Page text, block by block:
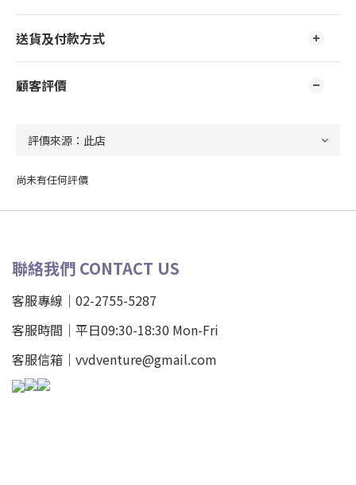
送貨及付款方式
顧客評價
尚未有任何評價
聯絡我們 CONTACT US
客服專線｜02-2755-5287
客服時間｜平日09:30-18:30 Mon-Fri
客服信箱｜vvdventure@gmail.com